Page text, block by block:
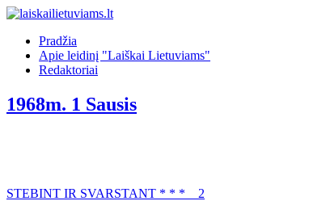
Pradžia
Apie leidinį "Laiškai Lietuviams"
Redaktoriai
1968m. 1 Sausis
STEBINT IR SVARSTANT * * * 2